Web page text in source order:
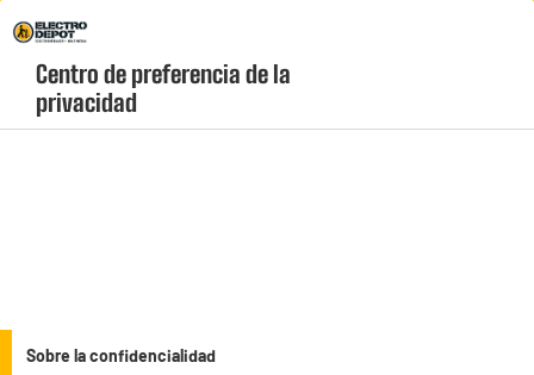
Menú
geolocation-header-icon-text
account
Centro de preferencia de la
privacidad
Sobre la confidencialidad